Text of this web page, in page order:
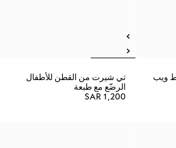
ويب
تي شيرت من القطن للأطفال
الرضّع مع طبعة
SAR 1,200